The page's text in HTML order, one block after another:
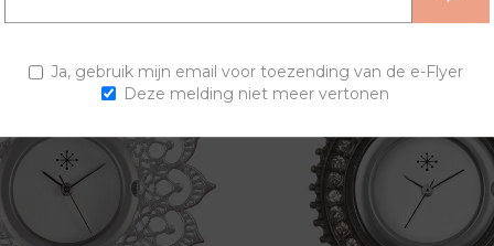
Ja, gebruik mijn email voor toezending van de e-Flyer
Deze melding niet meer vertonen